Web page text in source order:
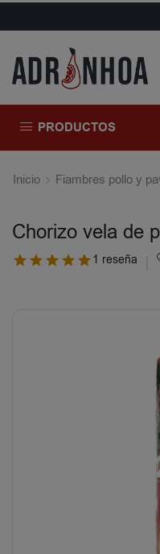
PRODUCTOS
Inicio Fiambres pollo y
Chorizo vela de
1 reseña